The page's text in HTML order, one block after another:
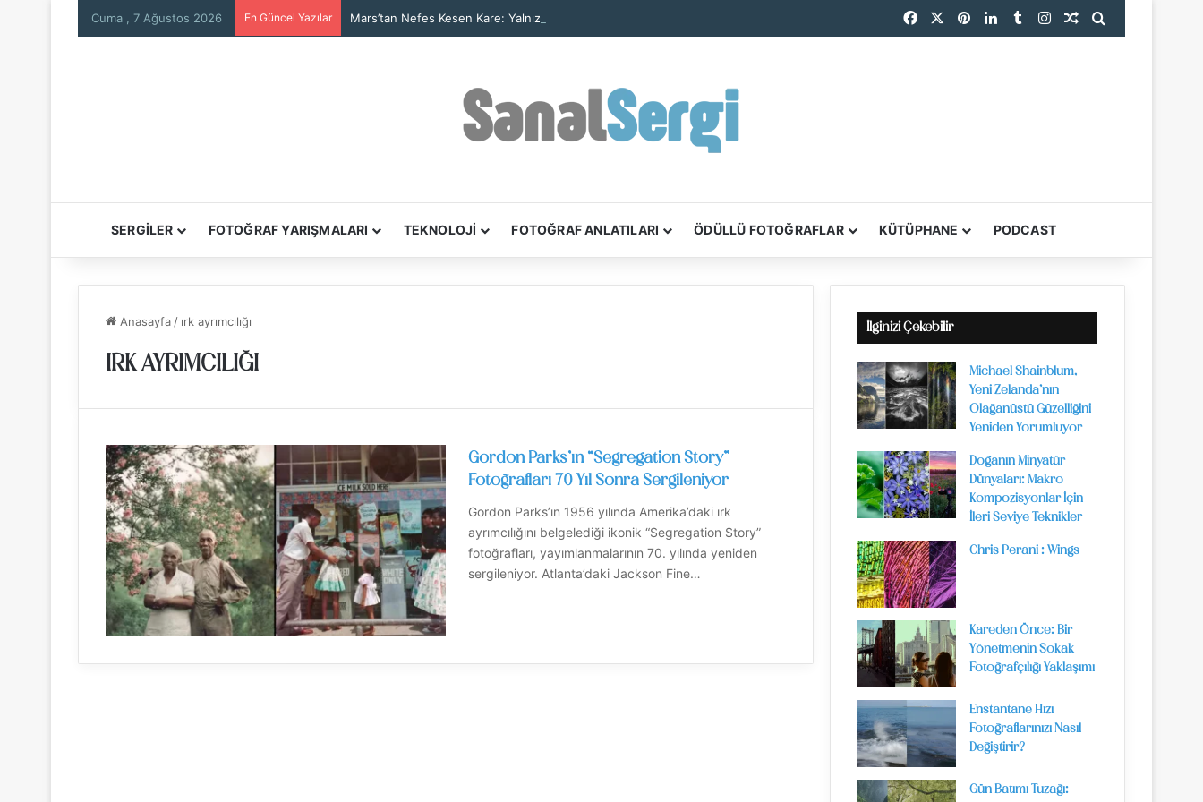
Cuma , 7 Ağustos 2026 En Güncel Yazılar Mars’tan Nefes Kesen Kare: Yalnız Kaya Oluşumu Tüm Ayrıntılarıyla Görüntülendi Facebook PinterestLinkedInTumblrInstagramRastgele Makale
SERGİLER FOTOĞRAF YARIŞMALARI TEKNOLOJİ FOTOĞRAF ANLATILARI ÖDÜLLÜ FOTOĞRAFLAR KÜTÜPHANE PODCAST
Anasayfa / ırk ayrımcılığı
IRK AYRIMCILIĞI
Gordon Parks’ın “Segregation Story”
Fotoğrafları 70 Yıl Sonra Sergileniyor
Gordon Parks’ın 1956 yılında Amerika’daki ırk
ayrımcılığını belgelediği ikonik “Segregation Story”
fotoğrafları, yayımlanmalarının 70. yılında yeniden
sergileniyor. Atlanta’daki Jackson Fine…
İlginizi Çekebilir
Michael Shainblum,
Yeni Zelanda’nın
Olağanüstü Güzelliğini
Yeniden Yorumluyor
Doğanın Minyatür
Dünyaları: Makro
Kompozisyonlar İçin
İleri Seviye Teknikler
Chris Perani : Wings
Kareden Önce: Bir
Yönetmenin Sokak
Fotoğrafçılığı Yaklaşımı
Enstantane Hızı
Fotoğraflarınızı Nasıl
Değiştirir?
Gün Batımı Tuzağı: